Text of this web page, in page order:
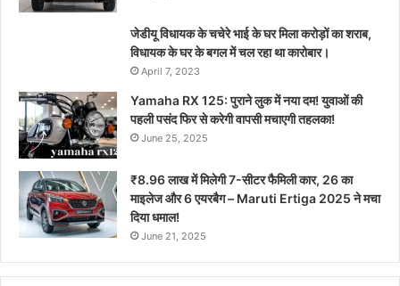
जेडीयू विधायक के चचेरे भाई के घर मिला करोड़ों का शराब,
विधायक के घर के बगल में चल रहा था कारोबार।
April 7, 2023
Yamaha RX 125: पुराने लुक में नया दम! युवाओं की
पहली पसंद फिर से करेगी वापसी मचाएगी तहलका!
June 25, 2025
₹8.96 लाख में मिलेगी 7-सीटर फैमिली कार, 26 का
माइलेज और 6 एयरबैग – Maruti Ertiga 2025 ने मचा
दिया धमाल!
June 21, 2025